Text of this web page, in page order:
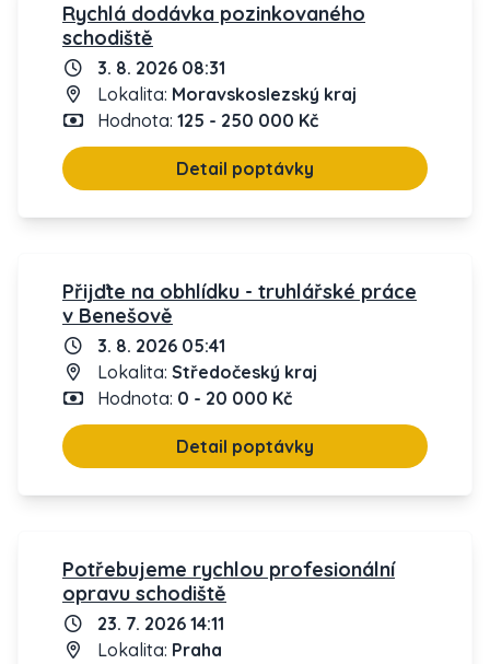
Rychlá dodávka pozinkovaného
schodiště
3. 8. 2026 08:31
Lokalita: Moravskoslezský kraj
Hodnota: 125 - 250 000 Kč
Detail poptávky
Přijďte na obhlídku - truhlářské práce
v Benešově
3. 8. 2026 05:41
Lokalita: Středočeský kraj
Hodnota: 0 - 20 000 Kč
Detail poptávky
Potřebujeme rychlou profesionální
opravu schodiště
23. 7. 2026 14:11
Lokalita: Praha